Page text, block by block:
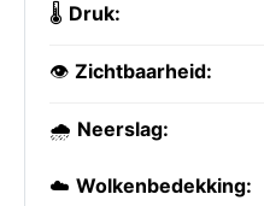
🌡️ Druk:
👁️ Zichtbaarheid:
🌧️ Neerslag:
☁️ Wolkenbedekking: